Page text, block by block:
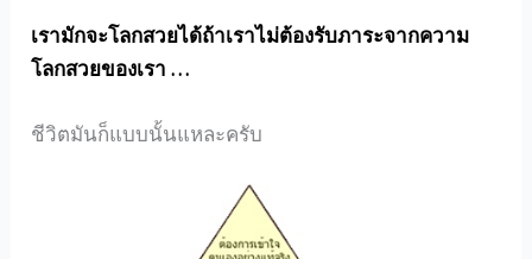
เรามักจะโลกสวยได้ถ้าเราไม่ต้องรับภาระจากความ
โลกสวยของเรา …
ชีวิตมันก็แบบนั้นแหละครับ